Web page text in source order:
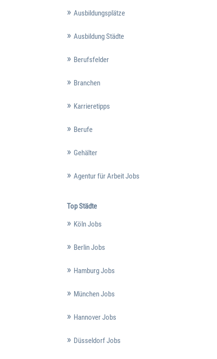
Ausbildungsplätze
Ausbildung Städte
Berufsfelder
Branchen
Karrieretipps
Berufe
Gehälter
Agentur für Arbeit Jobs
Top Städte
Köln Jobs
Berlin Jobs
Hamburg Jobs
München Jobs
Hannover Jobs
Düsseldorf Jobs